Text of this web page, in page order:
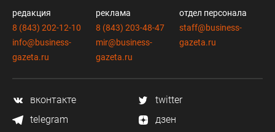
редакция
8 (843) 202-12-10
info@business-
gazeta.ru
реклама
8 (843) 203-48-47
mir@business-
gazeta.ru
отдел персонала
staff@business-
gazeta.ru
вконтакте
twitter
telegram
дзен